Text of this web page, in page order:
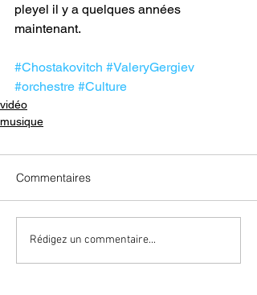
pleyel il y a quelques années
maintenant.
#Chostakovitch #ValeryGergiev
#orchestre #Culture
vidéo
musique
Commentaires
Rédigez un commentaire...